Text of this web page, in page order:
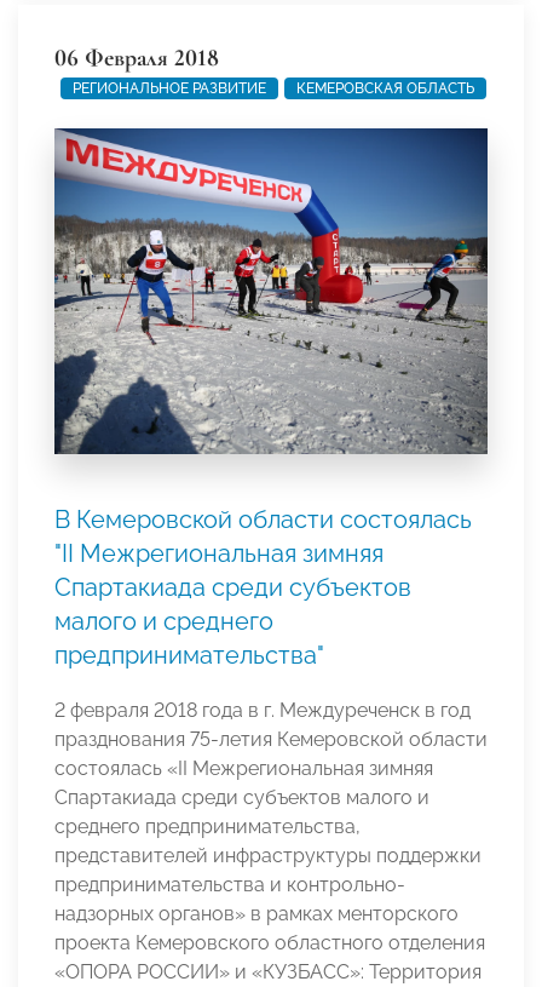
06 Февраля 2018
РЕГИОНАЛЬНОЕ РАЗВИТИЕ КЕМЕРОВСКАЯ ОБЛАСТЬ
В Кемеровской области состоялась
"II Межрегиональная зимняя
Спартакиада среди субъектов
малого и среднего
предпринимательства"
2 февраля 2018 года в г. Междуреченск в год
празднования 75-летия Кемеровской области
состоялась «II Межрегиональная зимняя
Спартакиада среди субъектов малого и
среднего предпринимательства,
представителей инфраструктуры поддержки
предпринимательства и контрольно-
надзорных органов» в рамках менторского
проекта Кемеровского областного отделения
«ОПОРА РОССИИ» и «КУЗБАСС»: Территория